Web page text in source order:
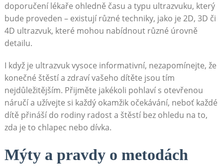
doporučení lékaře ohledně času a typu ultrazvuku, který
bude proveden – existují různé techniky, jako je 2D, 3D či
4D ultrazvuk, které mohou nabídnout různé úrovně
detailu.
I když je ultrazvuk vysoce informativní, nezapomínejte, že
konečné štěstí a zdraví vašeho dítěte jsou tím
nejdůležitějším. Přijměte jakékoli pohlaví s otevřenou
náručí a užívejte si každý okamžik očekávání, neboť každé
dítě přináší do rodiny radost a štěstí bez ohledu na to,
zda je to chlapec nebo dívka.
Mýty a pravdy o metodách